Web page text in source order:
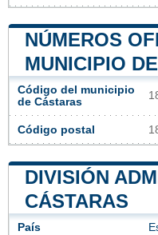
NÚMEROS
MUNICIPIO
Código del municipio
de Cástaras
Código postal
DIVISIÓN
CÁSTARAS
País